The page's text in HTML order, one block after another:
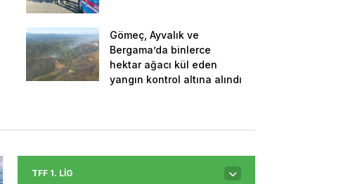
Gömeç, Ayvalık ve
Bergama’da binlerce
hektar ağacı kül eden
yangın kontrol altına alındı
TFF 1. LIG